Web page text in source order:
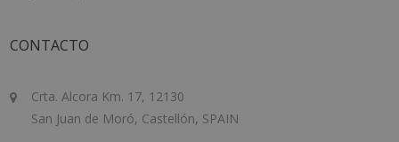
CONTACTO
Crta. Alcora Km. 17, 12130
San Juan de Moró, Castellón, SPAIN